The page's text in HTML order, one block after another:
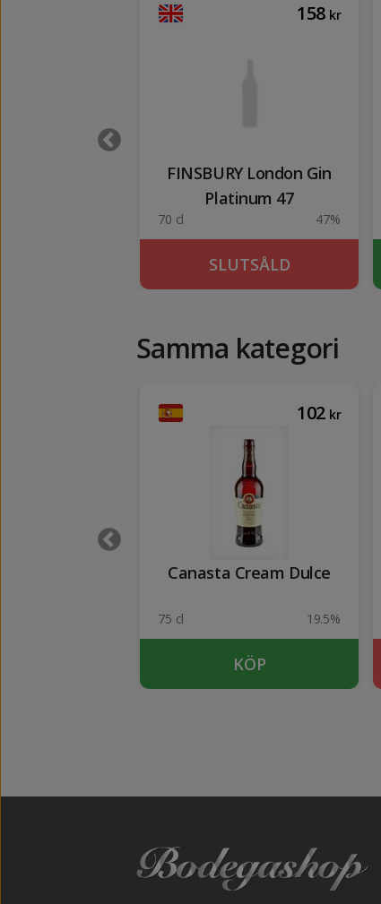
158 kr
FINSBURY London Gin
Platinum 47
70 cl 47%
SLUTSÅLD
Samma kategori
102 kr
Canasta Cream Dulce
75 cl 19.5%
KÖP